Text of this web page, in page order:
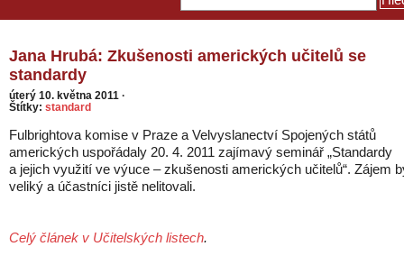
Jana Hrubá: Zkušenosti amerických učitelů se
standardy
úterý 10. května 2011 ·
Štítky: standard
Fulbrightova komise v Praze a Velvyslanectví Spojených států
amerických uspořádaly 20. 4. 2011 zajímavý seminář „Standardy
a jejich využití ve výuce – zkušenosti amerických učitelů“. Zájem
veliký a účastníci jistě nelitovali.
Celý článek v Učitelských listech.